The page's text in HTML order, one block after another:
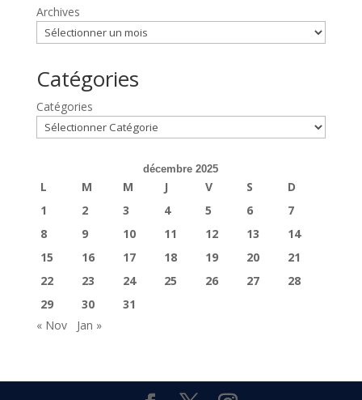
Archives
Catégories
Catégories
décembre 2025
L M M J V S
D
1
2 3 4 5 6
7
8
9 10 11 12 13
14
15
16 17 18 19 20
21
22
23 24 25 26 27
28
29
30
31
« Nov
Jan »